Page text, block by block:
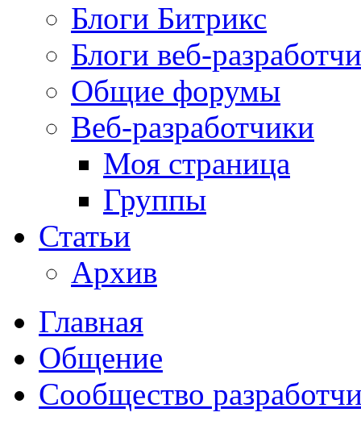
Блоги Битрикс
Блоги веб-
Общие форумы
Веб-разработчики
Моя страница
Группы
Статьи
Архив
Главная
Общение
Сообщество